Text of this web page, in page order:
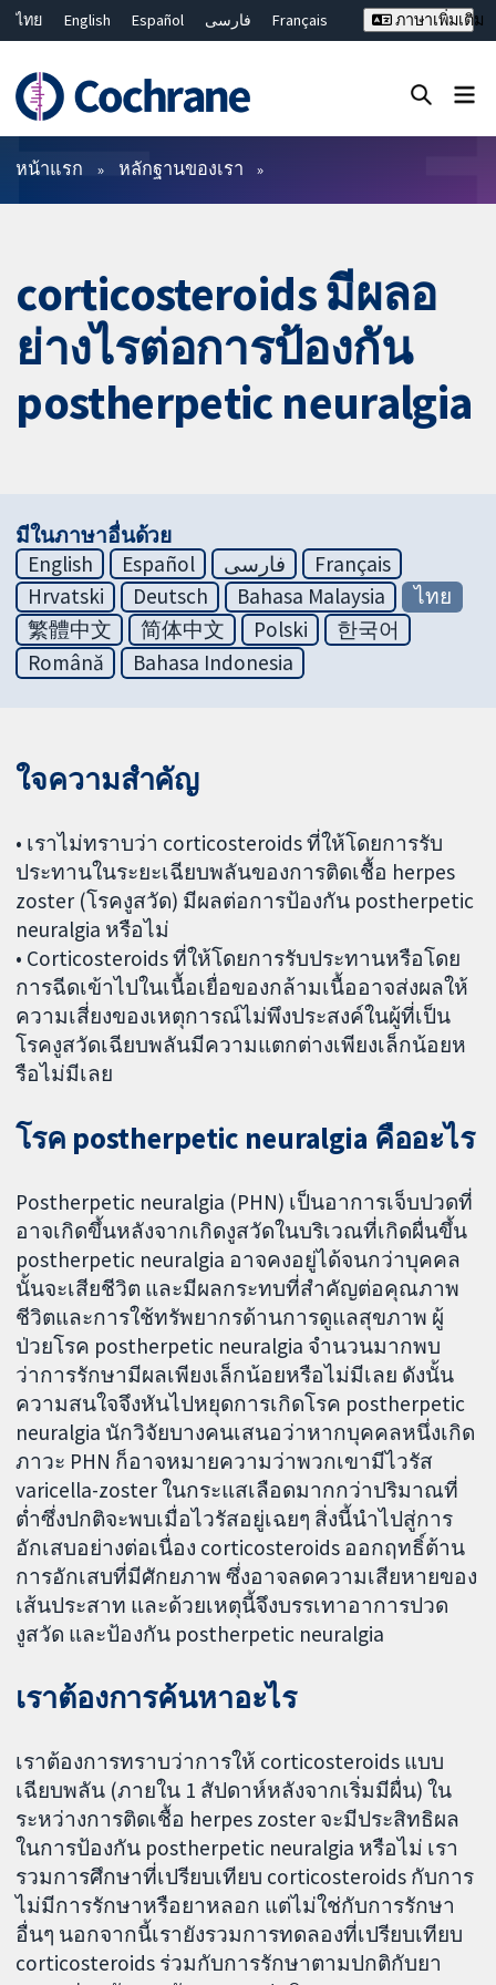
ไทย English Español فارسی
Français
Bahasa Malaysia
繁體中文 简体中文
ภาษาเพิ่มเติม
ตัวกรอง
หน้าแรก หลักฐานของเรา
corticosteroids มีผลอ
ย่างไรต่อการป้องกัน
postherpetic neuralgia
มีในภาษาอื่นด้วย
English
Español فارسی
Français
Hrvatski
Deutsch Bahasa Malaysia
ไทย
繁體中文
简体中文 Polski
한국어
Română
Bahasa Indonesia
ใจความสำคัญ
• เราไม่ทราบว่า corticosteroids ที่ให้โดยการรับ
ประทานในระยะเฉียบพลันของการติดเชื้อ herpes
zoster (โรคงูสวัด) มีผลต่อการป้องกัน postherpetic
neuralgia หรือไม่
• Corticosteroids ที่ให้โดยการรับประทานหรือโดย
การฉีดเข้าไปในเนื้อเยื่อของกล้ามเนื้ออาจส่งผลให้
ความเสี่ยงของเหตุการณ์ไม่พึงประสงค์ในผู้ที่เป็น
โรคงูสวัดเฉียบพลันมีความแตกต่างเพียงเล็กน้อยห
รือไม่มีเลย
โรค postherpetic neuralgia คืออะไร
Postherpetic neuralgia (PHN) เป็นอาการเจ็บปวดที่
อาจเกิดขึ้นหลังจากเกิดงูสวัดในบริเวณที่เกิดผื่นขึ้น
postherpetic neuralgia อาจคงอยู่ได้จนกว่าบุคคล
นั้นจะเสียชีวิต และมีผลกระทบที่สำคัญต่อคุณภาพ
ชีวิตและการใช้ทรัพยากรด้านการดูแลสุขภาพ ผู้
ป่วยโรค postherpetic neuralgia จำนวนมากพบ
ว่าการรักษามีผลเพียงเล็กน้อยหรือไม่มีเลย ดังนั้น
ความสนใจจึงหันไปหยุดการเกิดโรค postherpetic
neuralgia นักวิจัยบางคนเสนอว่าหากบุคคลหนึ่งเกิด
ภาวะ PHN ก็อาจหมายความว่าพวกเขามีไวรัส
varicella-zoster ในกระแสเลือดมากกว่าปริมาณที่
ต่ำซึ่งปกติจะพบเมื่อไวรัสอยู่เฉยๆ สิ่งนี้นำไปสู่การ
อักเสบอย่างต่อเนื่อง corticosteroids ออกฤทธิ์ต้าน
การอักเสบที่มีศักยภาพ ซึ่งอาจลดความเสียหายของ
เส้นประสาท และด้วยเหตุนี้จึงบรรเทาอาการปวด
งูสวัด และป้องกัน postherpetic neuralgia
เราต้องการค้นหาอะไร
เราต้องการทราบว่าการให้ corticosteroids แบบ
เฉียบพลัน (ภายใน 1 สัปดาห์หลังจากเริ่มมีผื่น) ใน
ระหว่างการติดเชื้อ herpes zoster จะมีประสิทธิผล
ในการป้องกัน postherpetic neuralgia หรือไม่ เรา
รวมการศึกษาที่เปรียบเทียบ corticosteroids กับการ
ไม่มีการรักษาหรือยาหลอก แต่ไม่ใช่กับการรักษา
อื่นๆ นอกจากนี้เรายังรวมการทดลองที่เปรียบเทียบ
corticosteroids ร่วมกับการรักษาตามปกติกับยา